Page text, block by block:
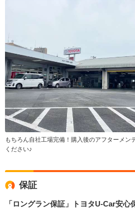
もちろん自社工場完備！購入後のアフターメン
ください♪
保証
「ロングラン保証」トヨタU-Car安心